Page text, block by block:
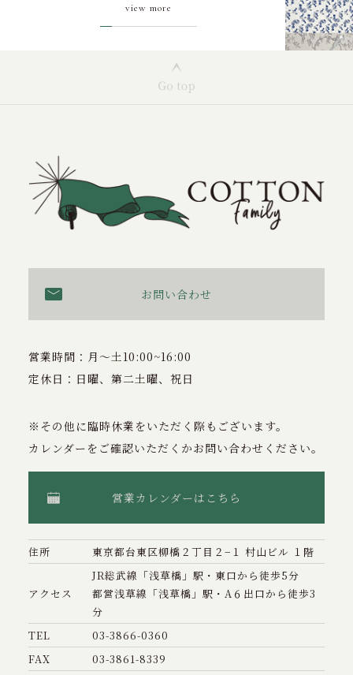
view more
お問い合わせ
営業時間：月〜土10:00~16:00
定休日：日曜、第二土曜、祝日
※その他に臨時休業をいただく際もございます。
カレンダーをご確認いただくかお問い合わせください。
営業カレンダーはこちら
住所 東京都台東区柳橋２丁目２−１ 村山ビル １階
アクセス
JR総武線「浅草橋」駅・東口から徒歩5分
都営浅草線「浅草橋」駅・A６出口から徒歩3
分
TEL
03-3866-0360
FAX
03-3861-8339